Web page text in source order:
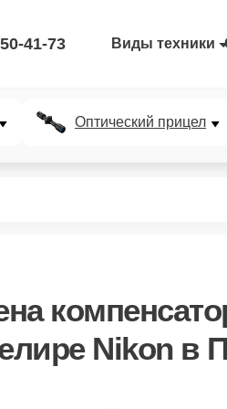
41-73 Виды техники
Оптический прицел
Nikon в